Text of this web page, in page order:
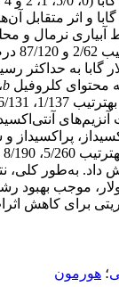
و اثر متقابل
آبیاری نرمال و
شد که
به حداکثر
b
پراکسیداز
میزان پراکسید هیدروژن را 4/76
موجب بهبود
برای
؛ هورمون